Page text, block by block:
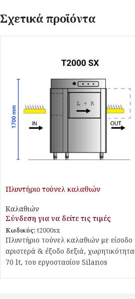
Σχετικά προϊόντα
Πλυντήριο τούνελ καλαθιών
Καλαθιών
Σύνδεση για να δείτε τις τιμές
Κωδικός:t2000sx
Πλυντήριο τούνελ καλαθιών με είσοδο
αριστερά & έξοδο δεξιά,
70 lt, του εργοστασίου Silanos